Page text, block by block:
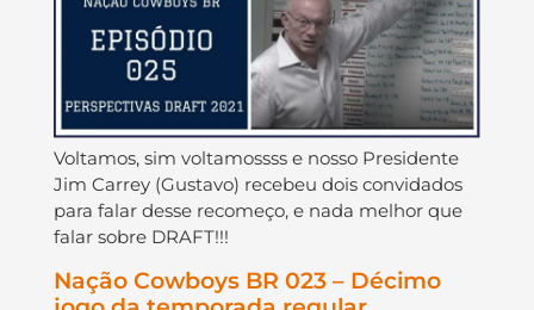
Voltamos, sim voltamossss e nosso Presidente
Jim Carrey (Gustavo) recebeu dois convidados
para falar desse recomeço, e nada melhor que
falar sobre DRAFT!!!
Nação Cowboys BR 023 – Décimo